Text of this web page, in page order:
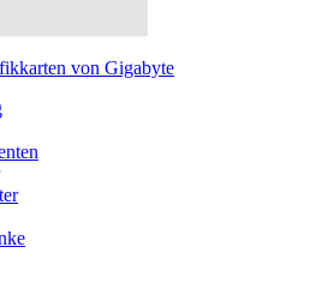
von Gigabyte